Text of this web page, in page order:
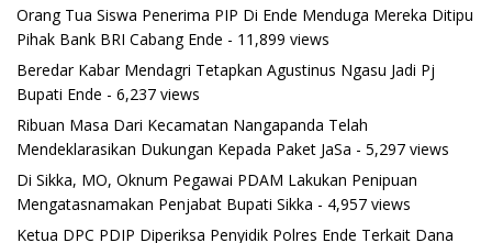
Orang Tua Siswa Penerima PIP Di Ende Menduga Mereka Ditipu
Pihak Bank BRI Cabang Ende - 11,899 views
Beredar Kabar Mendagri Tetapkan Agustinus Ngasu Jadi Pj
Bupati Ende - 6,237 views
Ribuan Masa Dari Kecamatan Nangapanda Telah
Mendeklarasikan Dukungan Kepada Paket JaSa - 5,297 views
Di Sikka, MO, Oknum Pegawai PDAM Lakukan Penipuan
Mengatasnamakan Penjabat Bupati Sikka - 4,957 views
Ketua DPC PDIP Diperiksa Penyidik Polres Ende Terkait Dana